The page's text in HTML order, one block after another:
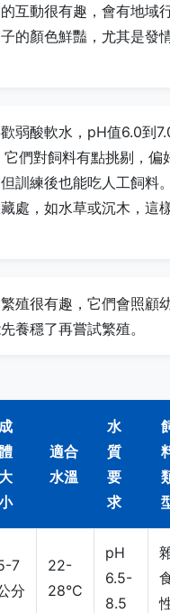
互動很有趣，會有地域
的顏色鮮豔，尤其是發
弱酸軟水，pH值6.0到
們對飼料有點挑剔，偏
訓練後也能吃人工飼料
處，如水草或沉木，這
殖很有趣，它們會照顧
養穩了再嘗試繁殖。
成
大
適合
水溫
水
質
要
求
7
分
22-
28°C
pH
6.5-
8.5